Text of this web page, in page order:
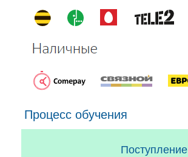
Процесс обучения
Поступление